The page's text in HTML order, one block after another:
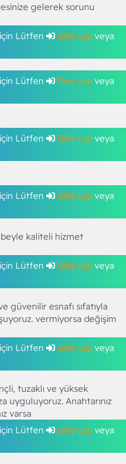
gelerek sorunu
Lütfen
Giriş yap veya
Lütfen Giriş yap veya
Lütfen Giriş yap veya
Lütfen
Giriş yap veya
kaliteli hizmet
Lütfen
Giriş yap veya
güvenilir esnafı sıfatıyla
vermiyorsa değişim
Lütfen
Giriş yap veya
tuzaklı ve yüksek
uyguluyoruz. Anahtarınız
varsa
Lütfen
Giriş yap veya